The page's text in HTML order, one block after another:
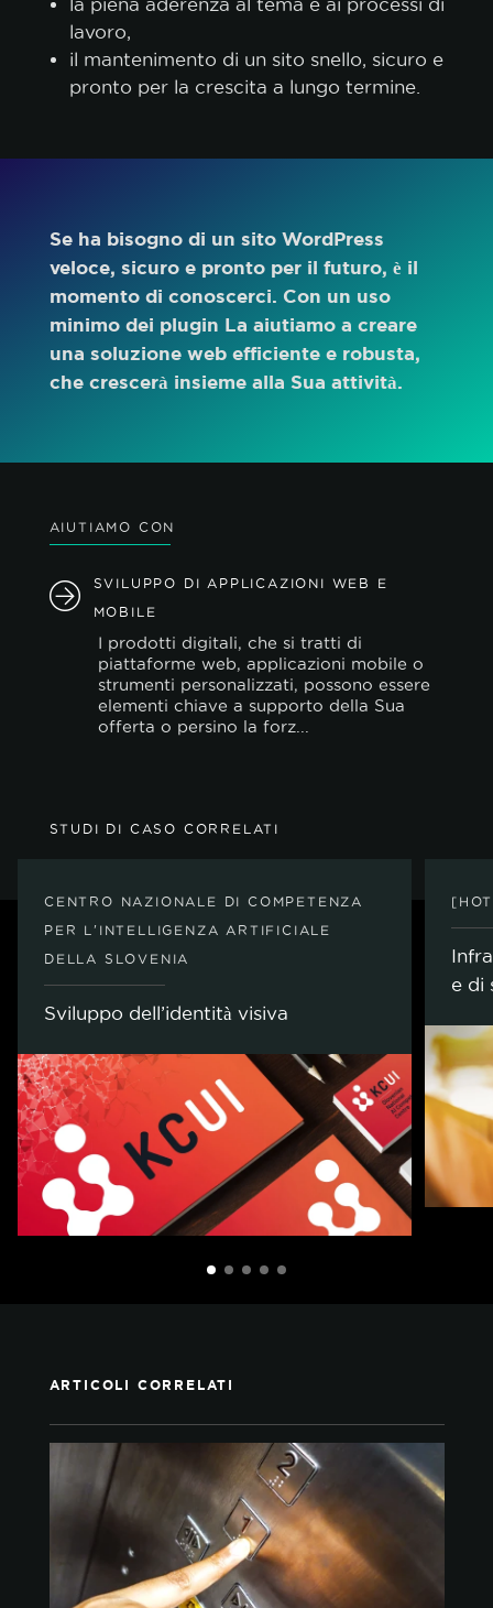
la piena aderenza al tema e ai processi di
lavoro,
il mantenimento di un sito snello, sicuro e
pronto per la crescita a lungo termine.
Se ha bisogno di un sito WordPress
veloce, sicuro e pronto per il futuro, è il
momento di conoscerci. Con un uso
minimo dei plugin La aiutiamo a creare
una soluzione web efficiente e robusta,
che crescerà insieme alla Sua attività.
AIUTIAMO CON
SVILUPPO DI APPLICAZIONI WEB E
MOBILE
I prodotti digitali, che si tratti di
piattaforme web, applicazioni mobile o
strumenti personalizzati, possono essere
elementi chiave a supporto della Sua
offerta o persino la forz...
STUDI DI CASO CORRELATI
CENTRO NAZIONALE DI COMPETENZA
PER L'INTELLIGENZA ARTIFICIALE
DELLA SLOVENIA
Sviluppo dell’identità visiva
e di
ARTICOLI CORRELATI